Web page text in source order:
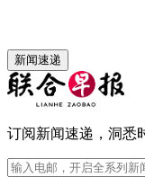
新闻速递
订阅新闻速递，洞悉